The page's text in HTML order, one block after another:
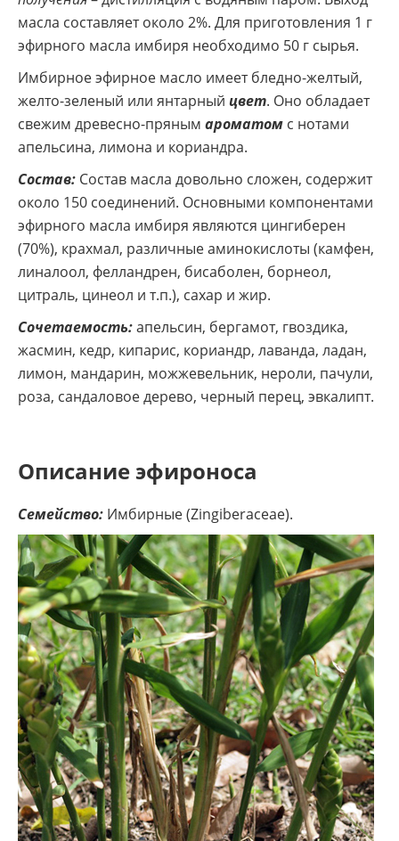
масла составляет около 2%. Для приготовления 1 г
эфирного масла имбиря необходимо 50 г сырья.
Имбирное эфирное масло имеет бледно-желтый,
желто-зеленый или янтарный цвет. Оно обладает
свежим древесно-пряным ароматом с нотами
апельсина, лимона и кориандра.
Состав: Состав масла довольно сложен, содержит
около 150 соединений. Основными компонентами
эфирного масла имбиря являются цингиберен
(70%), крахмал, различные аминокислоты (камфен,
линалоол, фелландрен, бисаболен, борнеол,
цитраль, цинеол и т.п.), сахар и жир.
Сочетаемость:апельсин, бергамот, гвоздика,
жасмин, кедр, кипарис, кориандр, лаванда, ладан,
лимон, мандарин, можжевельник, нероли, пачули,
роза, сандаловое дерево, черный перец, эвкалипт.
Описание эфироноса
Семейство: Имбирные (Zingiberaceae).